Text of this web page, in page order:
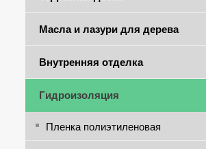
Масла и лазури для дерева
Внутренняя отделка
Гидроизоляция
Пленка полиэтиленовая